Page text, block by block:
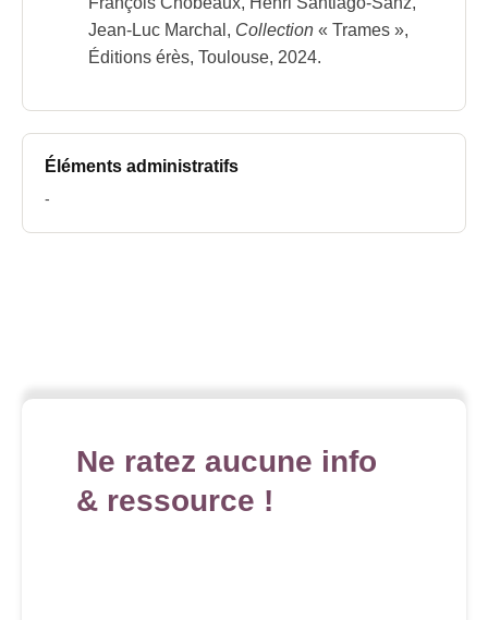
Jean-Luc Marchal, Collection « Trames »,
Éditions érès, Toulouse, 2024.
Éléments administratifs
-
Ne ratez aucune info
& ressource !